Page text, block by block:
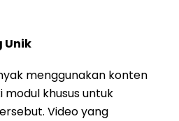
Unik
menggunakan konten
modul khusus untuk
Video yang